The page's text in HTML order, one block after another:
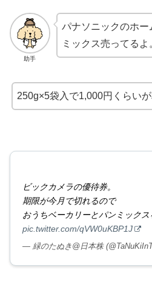
助手
パナソニックのホ
ミックス売ってるよ
250g×5袋入で1,000円くらいが
ビックカメラの優待券。
期限が今月で切れるので
おうちベーカリーとパンミックス
pic.twitter.com/qVW0uKBP1J
— 緑のたぬき@日本株